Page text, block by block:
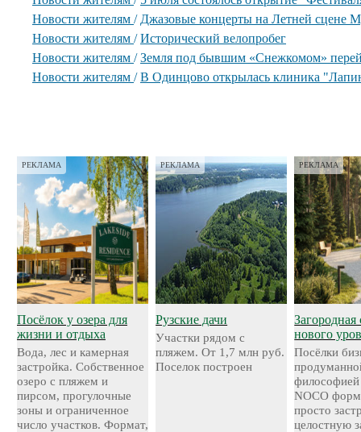
Новости жителям / Джазовые концерты на Летней сцене
Новости жителям /Исторический велопробег
Новости жителям /Земля под бывшим «Снежкомом»
Новости жителям /В Одинцово открылась клиника
РЕКЛАМА
Посёлок у озера для
жизни и отдыха
Вода, лес и камерная
застройка. Собственное
озеро с пляжем и
пирсом, прогулочные
зоны и ограниченное
число участков. Формат,
РЕКЛАМА
Рузские дачи
Участки рядом с
пляжем. От 1,7 млн руб.
Поселок построен
РЕКЛАМА
Загородная
нового
Посёлки
NOCO
просто
целостную